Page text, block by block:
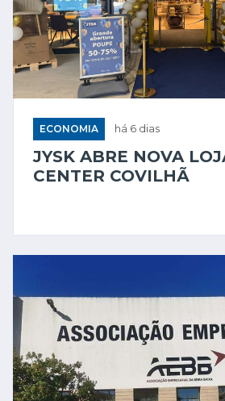
ECONOMIA há 6 dias
JYSK ABRE NOVA
CENTER COVILHÃ